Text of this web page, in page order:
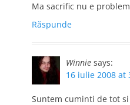
Ma sacrific nu e
Răspunde
Winnie says:
16 iulie 2008 at
Suntem cuminti de tot